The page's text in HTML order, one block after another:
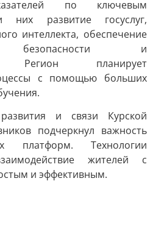
по ключевым
них развитие госуслуг,
интеллекта, обеспечение
безопасности и
Регион планирует
с помощью больших
и связи Курской
подчеркнул важность
платформ. Технологии
жителей с
и эффективным.